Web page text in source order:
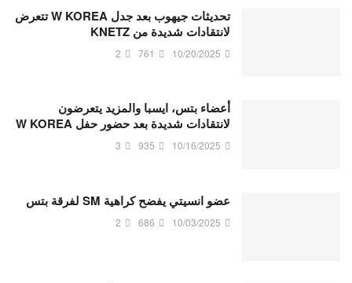
تحديثات جيهوب بعد جدل W KOREA تتعرض
لانتقادات شديدة من KNETZ
10/20/2025
761
2
أعضاء بتس، ايسبا والمزيد يتعرضون
لانتقادات شديدة بعد حضور حفل W KOREA
10/16/2025
935
3
عضو انسيتي يفضح كراهية SM لفرقة بتس
10/03/2025
686
2